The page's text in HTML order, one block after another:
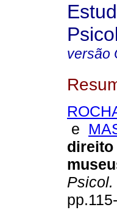
versão
e
direito
Psicol.